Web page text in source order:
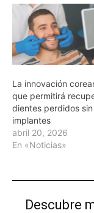
La innovación
que permitirá
dientes perdidos sin
implantes
abril 20, 2026
En «Noticias»
Descubre